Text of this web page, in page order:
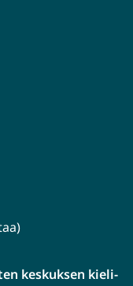
keskuksen kieli-